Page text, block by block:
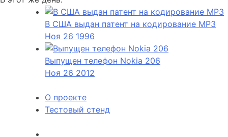
В США выдан патент на кодирование MP3
Ноя 26 1996
Выпущен телефон Nokia 206
Ноя 26 2012
О проекте
Тестовый стенд